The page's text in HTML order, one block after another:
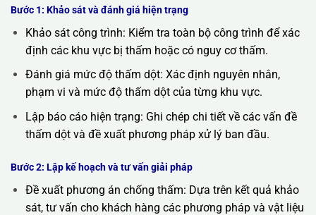
Bước 1: Khảo sát và đánh giá hiện trạng
Khảo sát công trình: Kiểm tra toàn bộ công trình để xác
định các khu vực bị thấm hoặc có nguy cơ thấm.
Đánh giá mức độ thấm dột: Xác định nguyên nhân,
phạm vi và mức độ thấm dột của từng khu vực.
Lập báo cáo hiện trạng: Ghi chép chi tiết về các vấn đề
thấm dột và đề xuất phương pháp xử lý ban đầu.
Bước 2: Lập kế hoạch và tư vấn giải pháp
Đề xuất phương án chống thấm: Dựa trên kết quả khảo
sát, tư vấn cho khách hàng các phương pháp và vật liệu